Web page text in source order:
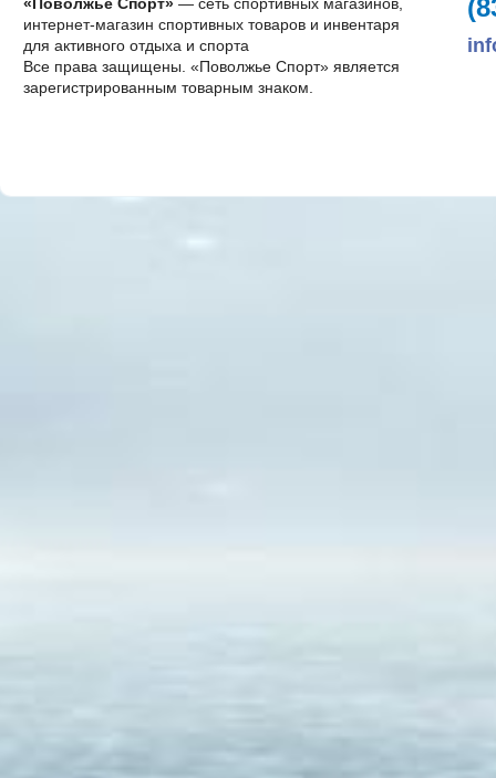
интернет-магазин спортивных товаров и инвентаря
для активного отдыха и спорта
Все права защищены. «Поволжье Спорт» является
зарегистрированным товарным знаком.